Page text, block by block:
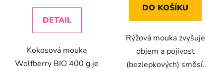
DETAIL
Kokosová mouka
Wolfberry BIO 400 g je
DO KOŠÍKU
Rýžová mouka zvyšuje
objem a pojivost
(bezlepkových) směsí.